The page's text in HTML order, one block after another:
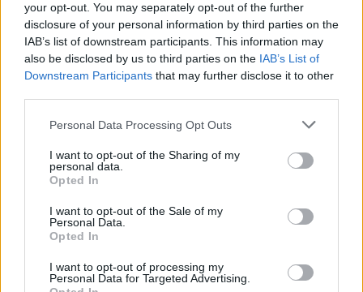
your opt-out. You may separately opt-out of the further
disclosure of your personal information by third parties on the
IAB’s list of downstream participants. This information may
also be disclosed by us to third parties on the IAB’s List of
Downstream Participants that may further disclose it to other
Personal Data Processing Opt Outs
I want to opt-out of the Sharing of my
personal data.
Opted In
I want to opt-out of the Sale of my
Personal Data.
Opted In
I want to opt-out of processing my
Personal Data for Targeted Advertising.
Δελτίο Τύπου
Όπως προέκυψε από την προανάκριση, ο
20χρονος, είχε προβεί σε παραγγελία μέσω
διαδικτύου των προαναφερόμενων ποσοτήτων
κροτίδων από χώρα του εξωτερικού, με σκοπό την